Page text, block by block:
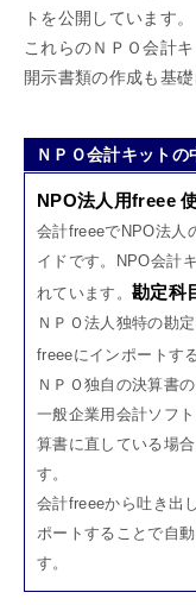
トを公開しています。
これらのＮＰＯ会計
開示書類の作成も基
ＮＰＯ会計キットの
NPO法人用freee
会計freeeでNPO法人
イドです。NPO会計
れています。勘定科
ＮＰＯ法人独特の勘
freeeにインポートす
ＮＰＯ独自の決算書
一般企業用会計ソフ
算書に直している場
す。
会計freeeから吐き出
ポートすることで自
す。